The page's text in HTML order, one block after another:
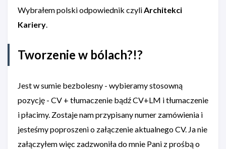
Wybrałem polski odpowiednik czyli Architekci
Kariery
Tworzenie w bólach?!?
Jest w sumie bezbolesny - wybieramy stosowną
pozycję - CV + tłumaczenie bądź CV+LM i tłumaczenie
i płacimy. Zostaje nam przypisany numer zamówienia i
jesteśmy poproszeni o załączenie aktualnego CV. Ja nie
załączyłem więc zadzwoniła do mnie Pani z prośbą o